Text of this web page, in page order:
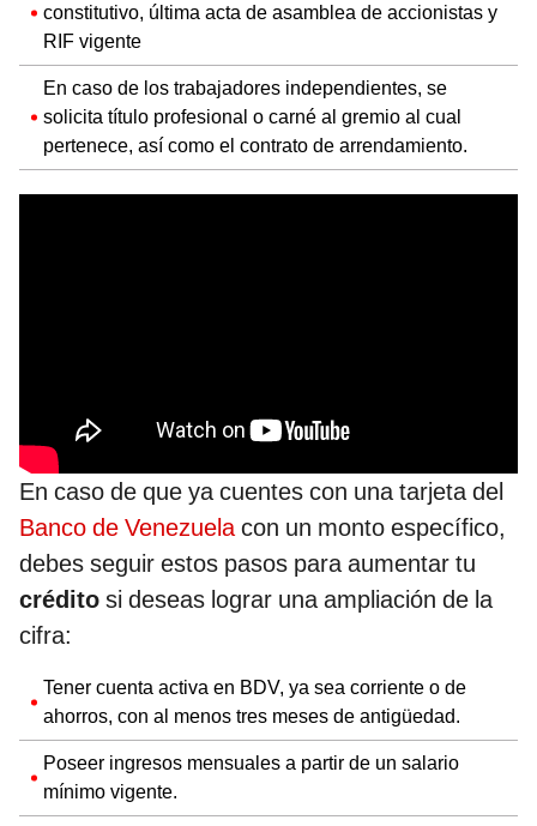
constitutivo, última acta de asamblea de accionistas y
RIF vigente
En caso de los trabajadores independientes, se
solicita título profesional o carné al gremio al cual
pertenece, así como el contrato de arrendamiento.
En caso de que ya cuentes con una tarjeta del
Banco de Venezuelacon un monto específico,
debes seguir estos pasos para aumentar tu
crédito si deseas lograr una ampliación de la
cifra:
Tener cuenta activa en BDV, ya sea corriente o de
ahorros, con al menos tres meses de antigüedad.
Poseer ingresos mensuales a partir de un salario
mínimo vigente.